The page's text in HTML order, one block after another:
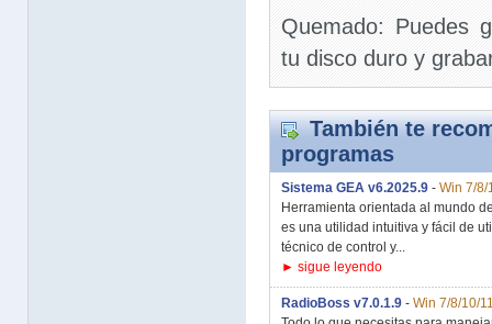
Quemado: Puedes
tu disco duro y
También te
programas
Sistema GEA v6.2025.9 - Win 7/8/
Herramienta orientada al mundo
es una utilidad intuitiva y fácil de
técnico de control y...
► sigue leyendo
RadioBoss v7.0.1.9 - Win 7/8/10/